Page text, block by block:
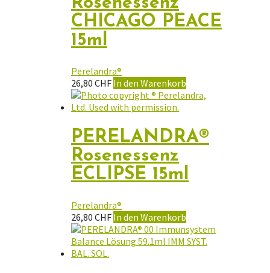
CHICAGO PEACE
15ml
Perelandra®
26,80 CHF In den Warenkorb
PERELANDRA®
Rosenessenz
ECLIPSE 15ml
Perelandra®
26,80 CHF In den Warenkorb